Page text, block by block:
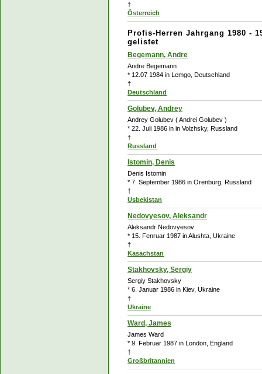
†
Österreich
Profis-Herren Jahrgang 1980 -
gelistet
Begemann, Andre
Andre Begemann
* 12.07 1984 in Lemgo, Deutschland
†
Deutschland
Golubev, Andrey
Andrey Golubev ( Andrei Golubev )
* 22. Juli 1986 in in Volzhsky, Russland
†
Russland
Istomin, Denis
Denis Istomin
* 7. September 1986 in Orenburg, Russland
†
Usbekistan
Nedovyesov, Aleksandr
Aleksandr Nedovyesov
* 15. Fenruar 1987 in Alushta, Ukraine
†
Kasachstan
Stakhovsky, Sergiy
Sergiy Stakhovsky
* 6. Januar 1986 in Kiev, Ukraine
†
Ukraine
Ward, James
James Ward
* 9. Februar 1987 in London, England
†
Großbritannien